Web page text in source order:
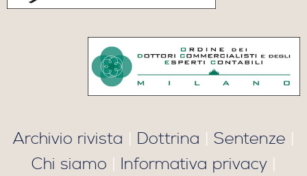
Archivio rivista | Dottrina | Sentenze |
Chi siamo | Informativa privacy|